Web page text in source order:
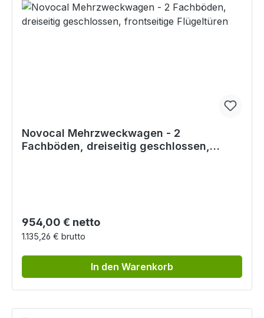
Novocal Mehrzweckwagen - 2
Fachböden, dreiseitig geschlossen,
Regulärer Preis:
954,00 € netto
1.135,26 € brutto
In den Warenkorb